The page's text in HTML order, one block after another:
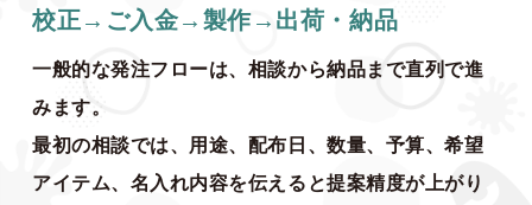
校正→ご入金→製作→出荷・納品
一般的な発注フローは、相談から納品まで直列で進
みます。
最初の相談では、用途、配布日、数量、予算、希望
アイテム、名入れ内容を伝えると提案精度が上がり